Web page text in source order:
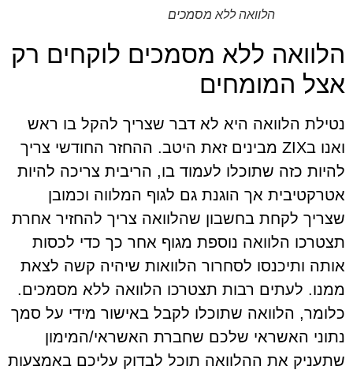
הלוואה ללא מסמכים
הלוואה ללא מסמכים לוקחים רק
אצל המומחים
נטילת הלוואה היא לא דבר שצריך להקל בו ראש
ואנו בZIX מבינים זאת היטב. ההחזר החודשי צריך
להיות כזה שתוכלו לעמוד בו, הריבית צריכה להיות
אטרקטיבית אך הוגנת גם לגוף המלווה וכמובן
שצריך לקחת בחשבון שהלוואה צריך להחזיר אחרת
תצטרכו הלוואה נוספת מגוף אחר כך כדי לכסות
אותה ותיכנסו לסחרור הלוואות שיהיה קשה לצאת
ממנו. לעתים רבות תצטרכו הלוואה ללא מסמכים.
כלומר, הלוואה שתוכלו לקבל באישור מידי על סמך
נתוני האשראי שלכם שחברת האשראי/המימון
שתעניק את ההלוואה תוכל לבדוק עליכם באמצעות